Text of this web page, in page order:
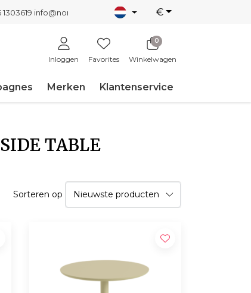
1303619 info@nordicnew.nl €
Inloggen Favorites
0
Winkelwagen
Merken Klantenservice
TABLE
Sorteren op